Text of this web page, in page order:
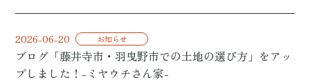
2026-06-20 お知らせ
ブログ「藤井寺市・羽曳野市での土地の選び方」をアッ
プしました！-ミヤウチさん家-